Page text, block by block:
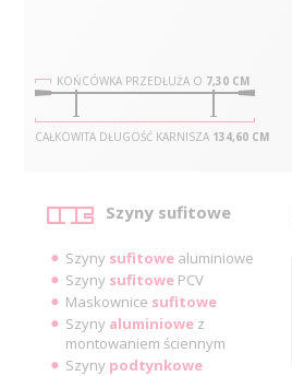
KOŃCÓWKA PRZEDŁUŻA O 7,30 CM
CAŁKOWITA DŁUGOŚĆ KARNISZA 134,60 CM
Szyny sufitowe
Szyny sufitowe aluminiowe
Szyny sufitowe PCV
Maskownice sufitowe
Szyny aluminiowe z
montowaniem ściennym
Szyny podtynkowe